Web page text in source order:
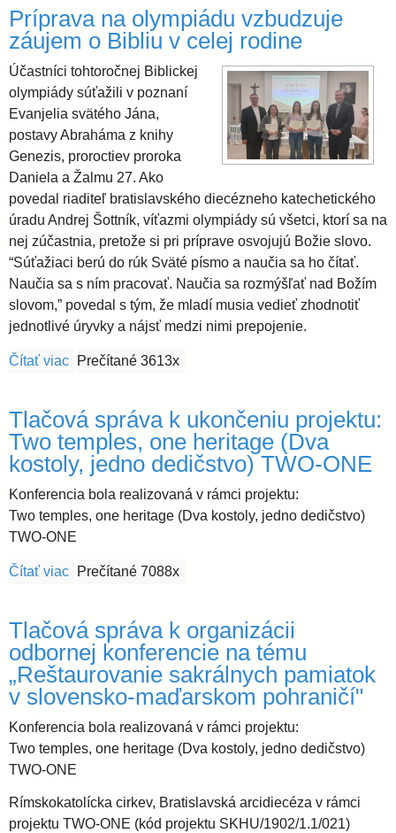
l
a
v
s
k
á
a
r
i
d
i
e
c
é
z
a
e
Príprava na olympiádu vzbudzuje
záujem o Bibliu v celej rodine
Účastníci tohtoročnej Biblickej
olympiády súťažili v poznaní
Evanjelia svätého Jána,
postavy Abraháma z knihy
Genezis, proroctiev proroka
Daniela a Žalmu 27. Ako
povedal riaditeľ bratislavského diecézneho katechetického
úradu Andrej Šottník, víťazmi olympiády sú všetci, ktorí sa na
nej zúčastnia, pretože si pri príprave osvojujú Božie slovo.
“Súťažiaci berú do rúk Sväté písmo a naučia sa ho čítať.
Naučia sa s ním pracovať. Naučia sa rozmýšľať nad Božím
slovom,” povedal s tým, že mladí musia vedieť zhodnotiť
jednotlivé úryvky a nájsť medzi nimi prepojenie.
Čítať viac o Príprava na olympiádu vzbudzuje záujem o
Prečítané 3613x
Tlačová správa k ukončeniu projektu:
Two temples, one heritage (Dva
kostoly, jedno dedičstvo) TWO-ONE
Konferencia bola realizovaná v rámci projektu:
Two temples, one heritage (Dva kostoly, jedno dedičstvo)
TWO-ONE
Čítať viac o Tlačová správa k ukončeniu projektu: Two
Prečítané 7088x
Tlačová správa k organizácii
odbornej konferencie na tému
„Reštaurovanie sakrálnych pamiatok
v slovensko-maďarskom pohraničí"
Konferencia bola realizovaná v rámci projektu:
Two temples, one heritage (Dva kostoly, jedno dedičstvo)
TWO-ONE
Rímskokatolícka cirkev, Bratislavská arcidiecéza v rámci
projektu TWO-ONE (kód projektu SKHU/1902/1.1/021)